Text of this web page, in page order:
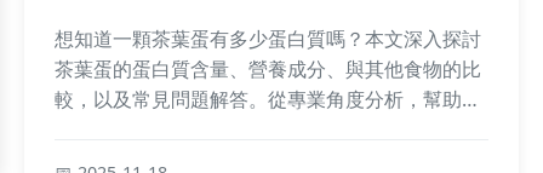
想知道一顆茶葉蛋有多少蛋白質嗎？本文深入探討
茶葉蛋的蛋白質含量、營養成分、與其他食物的比
較，以及常見問題解答。從專業角度分析，幫助您
響。